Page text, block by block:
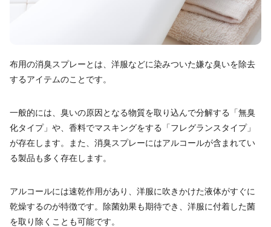
布用の消臭スプレーとは、洋服などに染みついた嫌な臭いを除去
するアイテムのことです。
一般的には、臭いの原因となる物質を取り込んで分解する「無臭
化タイプ」や、香料でマスキングをする「フレグランスタイプ」
が存在します。また、消臭スプレーにはアルコールが含まれてい
る製品も多く存在します。
アルコールには速乾作用があり、洋服に吹きかけた液体がすぐに
乾燥するのが特徴です。除菌効果も期待でき、洋服に付着した菌
を取り除くことも可能です。